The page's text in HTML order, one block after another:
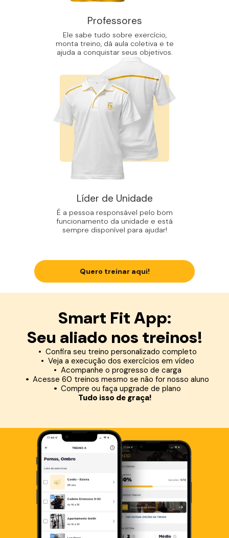
Professores
Ele sabe tudo sobre exercício,
monta treino, dá aula coletiva e te
ajuda a conquistar seus objetivos.
Líder de Unidade
É a pessoa responsável pelo bom
funcionamento da unidade e está
sempre disponível para ajudar!
Quero treinar aqui!
Smart Fit App:
Seu aliado nos treinos!
Confira seu treino personalizado completo
Veja a execução dos exercícios em vídeo
Acompanhe o progresso de carga
Acesse 60 treinos mesmo se não for nosso aluno
Compre ou faça upgrade de plano
Tudo isso de graça!